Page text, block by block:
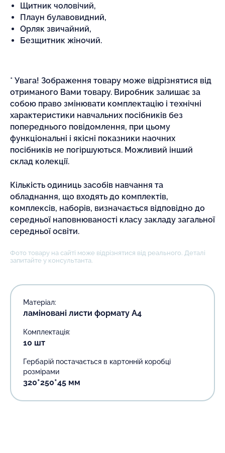
Щитник чоловічий,
Плаун булавовидний,
Орляк звичайний,
Безщитник жіночий.
* Увага! Зображення товару може відрізнятися від
отриманого Вами товару. Виробник залишає за
собою право змінювати комплектацію і технічні
характеристики навчальних посібників без
попереднього повідомлення, при цьому
функціональні і якісні показники наочних
посібників не погіршуються. Можливий інший
склад колекції.
Кількість одиниць засобів навчання та
обладнання, що входять до комплектів,
комплексів, наборів, визначається відповідно до
середньої наповнюваності класу закладу загальної
середньої освіти.
Фото товару на сайті може відрізнятися від реального. Деталі
запитайте у консультанта.
Матеріал:
ламіновані листи формату А4
Комплектація:
10 шт
Гербарій постачається в картонній коробці
розмірами
320*250*45 мм